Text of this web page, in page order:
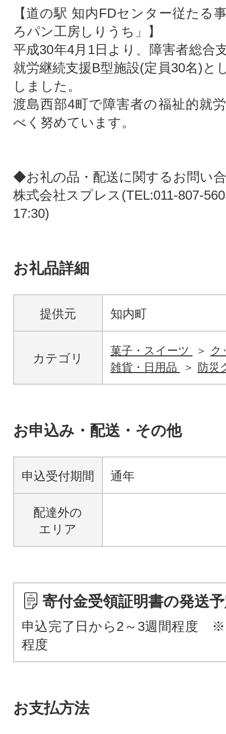
【道の駅 知内FDセンター従たる
ろパン工房しりうち」】
平成30年4月1日より、障害者総合
就労継続支援B型施設(定員30名)と
しました。
渡島西部4町で障害者の福祉的就
べく努めています。
◆お礼の品・配送に関するお問い
株式会社スプレス(TEL:011-807-
17:30)
お礼品詳細
提供元 知内町
カテゴリ
菓子・スイーツ
ク
雑貨・日用品
防災
お申込み・配送・その他
申込受付期間 通年
配達外の
エリア
寄付金受領証明書の発送
申込完了日から2～3週間程度
程度
お支払方法